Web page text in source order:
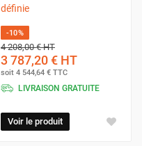
définie
-10%
4 208,00 €HT
3 787,20 € HT
soit 4 544,64 € TTC
LIVRAISON GRATUITE
Voir le produit